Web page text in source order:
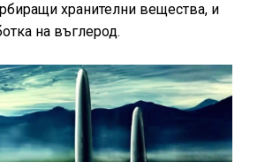
хранителни вещества, и
на въглерод.